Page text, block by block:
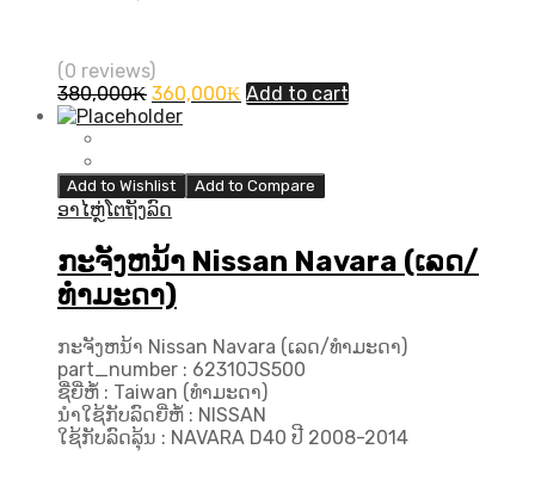
(0 reviews)
380,000₭ Original
price
360,000₭ Current
Add to cart
Add to Wishlist Add to Compare
ອາໄຫຼ່ໂຕຖັງລົດ
ກະຈັງຫນ້າ Nissan Navara (ເລດ/
ທຳມະດາ)
ກະຈັງຫນ້າ Nissan Navara (ເລດ/ທຳມະດາ)
part_number : 62310JS500
ຊື່ຍີ່ຫໍ້ : Taiwan (ທຳມະດາ)
ນຳໃຊ້ກັບລົດຍີ່ຫໍ້ : NISSAN
ໃຊ້ກັບລົດລຸ້ນ : NAVARA D40 ປີ 2008-2014